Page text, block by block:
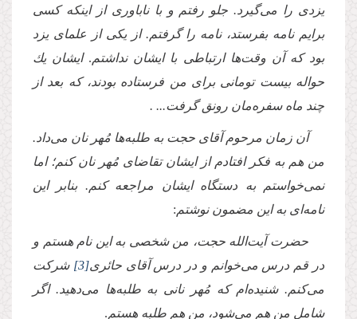
یزدى را مى‌گیرد. جلو رفتم و با ناباورى از اینكه كسى
برایم نامه بفرستد، نامه را گرفتم. از یكى از علماى یزد
بود كه آن وقت‌ها ارتباطى با ایشان نداشتم.ایشان یك
حواله بیست تومانى براى من فرستاده بودند، كه بعد از
چند ماه سفره‌مان رونق گرفت... .
آن زمان مرحوم آقاى حجت به طلبه‌ها مُهر نان مى‌داد.
من هم به فكر افتادم از ایشان تقاضاى مُهر نان كنم؛ اما
نمى‌خواستم به دستگاه ایشان مراجعه كنم. بنابر این
نامه‌اى به این مضمون نوشتم:
حضرت آیت‌الله حجت، من شخصى به این نام هستم و
در قم درس مى‌خوانم و در درس آقاى حائرى[3]
شركت
مى‌كنم. شنیده‌ام كه مُهر نانى به طلبه‌ها مى‌دهید. اگر
شامل من هم مى‌شود، من هم طلبه هستم.